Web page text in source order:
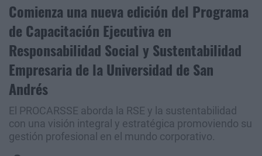
Comienza una nueva edición del Programa
de Capacitación Ejecutiva en
Responsabilidad Social y Sustentabilidad
Empresaria de la Universidad de San
Andrés
El PROCARSSE aborda la RSE y la sustentabilidad
con una visión integral y estratégica promoviendo su
gestión profesional en el mundo corporativo.